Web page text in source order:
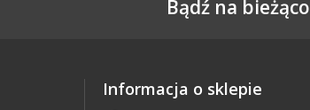
Bądź na bieżąco
Informacja o sklepie